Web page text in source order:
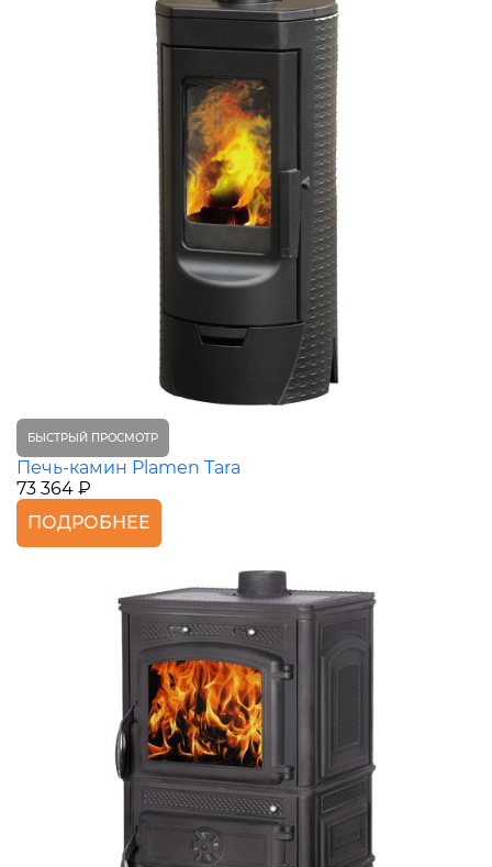
БЫСТРЫЙ ПРОСМОТР
Печь-камин Plamen Tara
73 364 ₽
ПОДРОБНЕЕ